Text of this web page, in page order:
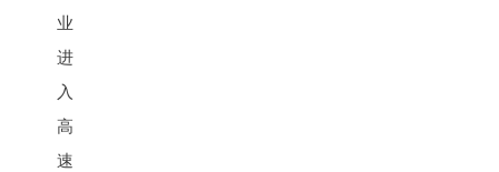
业
进
入
高
速